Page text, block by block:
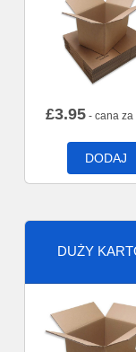
£3.95- cana za
DODAJ
DUŻY